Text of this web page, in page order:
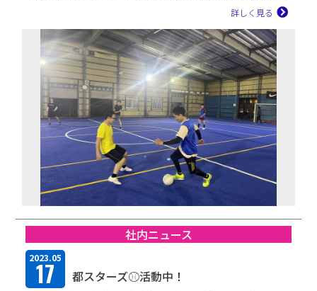
詳しく見る
社内ニュース
2023.05
17 都スターズ⚾活動中！